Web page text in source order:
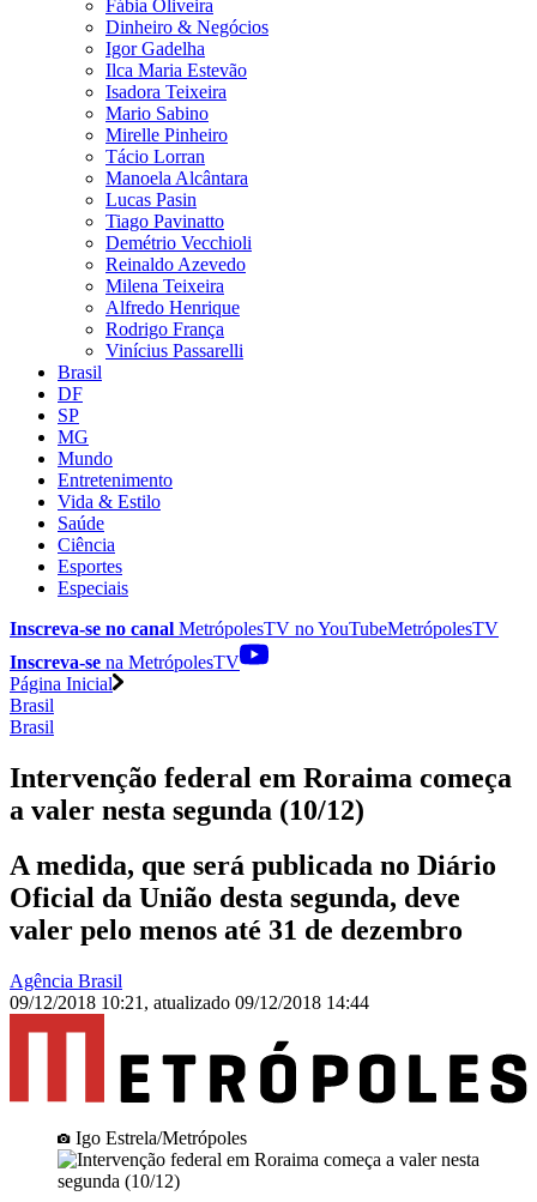
Fábia Oliveira
Dinheiro & Negócios
Igor Gadelha
Ilca Maria Estevão
Isadora Teixeira
Mario Sabino
Mirelle Pinheiro
Tácio Lorran
Manoela Alcântara
Lucas Pasin
Tiago Pavinatto
Demétrio Vecchioli
Reinaldo Azevedo
Milena Teixeira
Alfredo Henrique
Rodrigo França
Vinícius Passarelli
Brasil
DF
SP
MG
Mundo
Entretenimento
Vida & Estilo
Saúde
Ciência
Esportes
Especiais
Inscreva-se no canal MetrópolesTV noYouTubeMetrópolesTV
Inscreva-se na MetrópolesTV
Página Inicial
Brasil
Brasil
Intervenção federal em Roraima começa
a valer nesta segunda (10/12)
A medida, que será publicada no Diário
Oficial da União desta segunda, deve
valer pelo menos até 31 de dezembro
Agência Brasil
09/12/2018 10:21 , atualizado 09/12/2018 14:44
Igo Estrela/Metrópoles